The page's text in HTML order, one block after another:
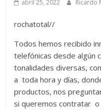
abril 25, 2022 Ricardo
rochatotal//
Todos hemos recibido
telefónicas desde algún
tonalidades diversas,
a toda hora y días,
productos, nos
si queremos contratar o